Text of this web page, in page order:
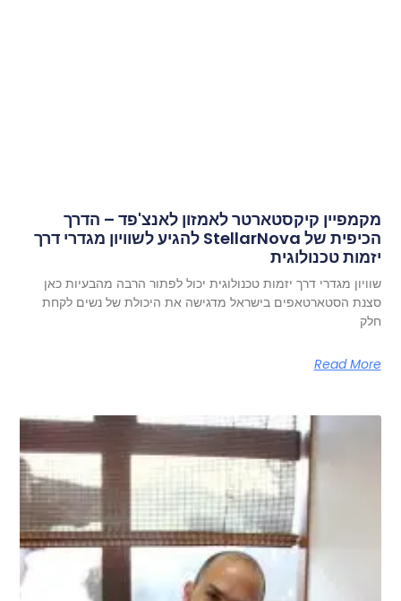
מקמפיין קיקסטארטר לאמזון לאנצ'פד – הדרך
הכיפית של StellarNova להגיע לשוויון מגדרי דרך
יזמות טכנולוגית
שוויון מגדרי דרך יזמות טכנולוגית יכול לפתור הרבה מהבעיות כאן
סצנת הסטארטאפים בישראל מדגישה את היכולת של נשים לקחת
חלק
Read More